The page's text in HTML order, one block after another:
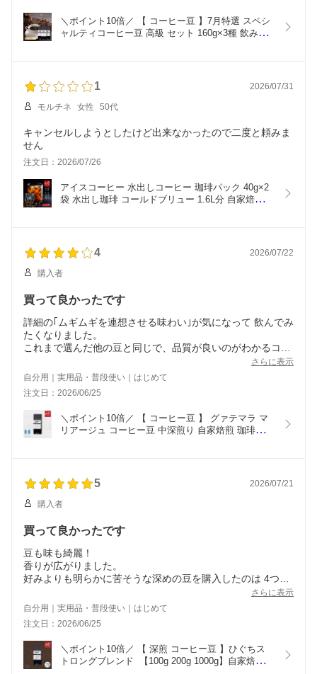
＼ポイント10倍／ 【 コーヒー豆 】7月特選 スペシ
ャルティコーヒー豆 高級 セット 160g×3種 飲み比
1 2026/07/31
モルチネ 女性 50代
キャンセルしようとしたけど出来なかったので二度と頼みま
せん
注文日：2026/07/26
アイスコーヒー 水出しコーヒー 珈琲パック 40g×2
袋 水出し珈琲 コールドブリュー 1.6L分 自家焙煎
4 2026/07/22
購入者
買って良かったです
詳細の｢ムギムギを連想させる味わい｣が気になって 飲んでみ
たくなりました。
これまで選んだ他の豆と同じで、品質が良いのがわかるコー
ムギムギは分からなかったのですが、好きな味のグァテマラ
でした。
｢白ワインのような｣と表現される酸味が、私は好きなのかも
しれないと思いました。
もう少し晴れやかだったら、また飲みたいと思っているグァ
テマラ(昨年末から在庫切れ)に 凄く近い味になりそうなの
二重包装も NEWS LETTERも 商品パッケージも好きです。
岐阜県は今日から連日酷暑日の予想で 厳しい夏になりそうで
すね･･･
スタッフさま。どうぞご自愛ください。
さらに表示
自分用｜実用品・普段使い｜はじめて
注文日：2026/06/25
＼ポイント10倍／ 【 コーヒー豆 】 グァテマラ マ
リアージュ コーヒー豆 中深煎り 自家焙煎 珈琲豆
5 2026/07/21
購入者
買って良かったです
豆も味も綺麗！
香りが広がりました。
好みよりも明らかに苦そうな深めの豆を購入したのは 4つ目
4つともお気に入り店さんで、4つとも好みより苦くて、4つ
とも綺麗なコーヒーです。
その4つの中で、こちらのブレンドが 1番好きな味わいでし
た！
選んで良かったです。
苦めのコーヒーは甘いものと合うので、だんだん慣れて 好み
さらに表示
自分用｜実用品・普段使い｜はじめて
注文日：2026/06/25
＼ポイント10倍／ 【 深煎 コーヒー豆 】ひぐちス
トロングブレンド  【100g 200g 1000g】自家焙煎